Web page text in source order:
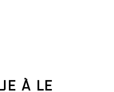
À LE